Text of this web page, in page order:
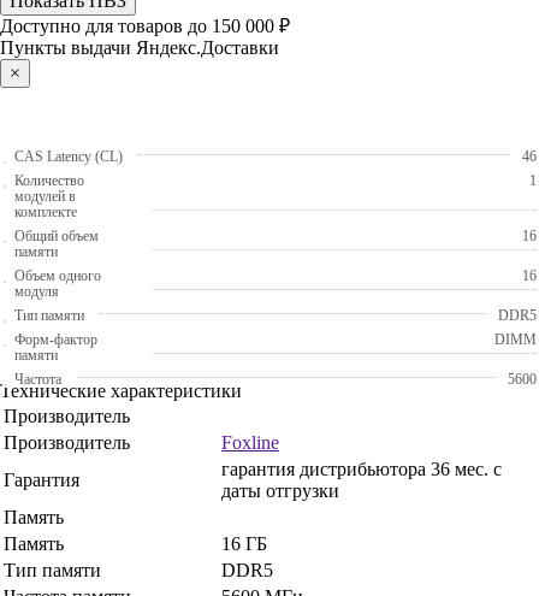
Доступно для товаров до 150 000 ₽
Пункты выдачи Яндекс.Доставки
×
CAS Latency (CL)
46
Количество
модулей в
комплекте
1
Общий объем
памяти
16
Объем одного
модуля
16
Тип памяти
DDR5
Форм-фактор
памяти
DIMM
Частота 5600
Технические характеристики
Производитель
Производитель
Foxline
Гарантия
гарантия дистрибьютора 36 мес. с
даты отгрузки
Память
Память
16 ГБ
Тип памяти
DDR5